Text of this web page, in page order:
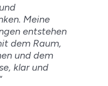
Meine
entstehen
dem Raum,
und dem
klar und